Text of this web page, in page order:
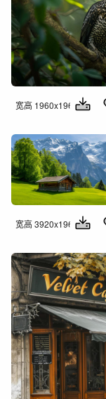
宽高 1960x1960
宽高 3920x1960